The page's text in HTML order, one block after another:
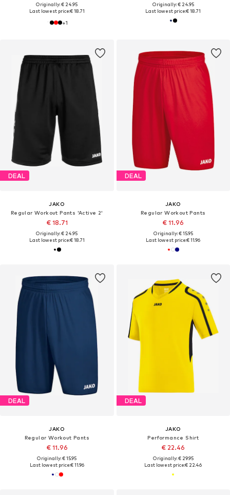
Originally: € 24.95
Last lowest price:€ 18.71
+1
Originally: € 24.95
Last lowest price:€ 18.71
DEAL
JAKO
Regular Workout Pants 'Active 2'
€ 18.71
Originally: € 24.95
Last lowest price:€ 18.71
DEAL
JAKO
Regular Workout Pants
€ 11.96
Originally: € 15.95
Last lowest price:€ 11.96
DEAL
JAKO
Regular Workout Pants
€ 11.96
Originally: € 15.95
Last lowest price:€ 11.96
DEAL
JAKO
Performance Shirt
€ 22.46
Originally: € 29.95
Last lowest price:€ 22.46